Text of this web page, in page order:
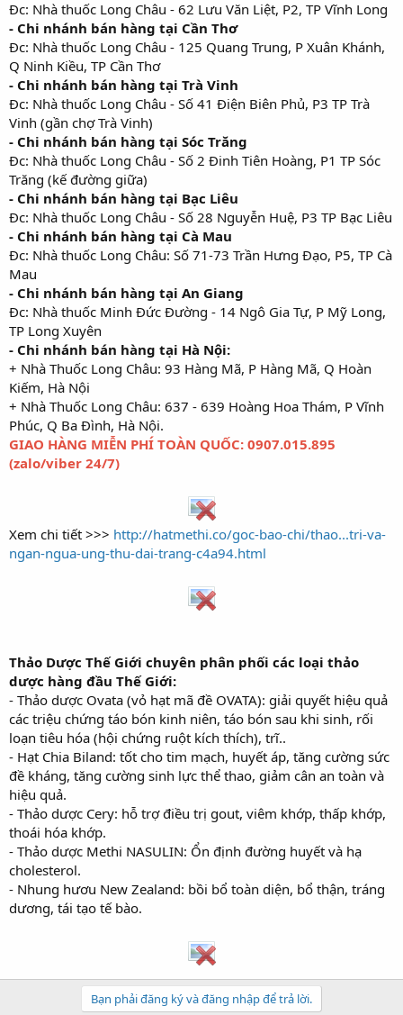
Đc: Nhà thuốc Long Châu - 62 Lưu Văn Liệt, P2, TP Vĩnh Long
- Chi nhánh bán hàng tại Cần Thơ
Đc: Nhà thuốc Long Châu - 125 Quang Trung, P Xuân Khánh,
Q Ninh Kiều, TP Cần Thơ
- Chi nhánh bán hàng tại Trà Vinh
Đc: Nhà thuốc Long Châu - Số 41 Điện Biên Phủ, P3 TP Trà
Vinh (gần chợ Trà Vinh)
- Chi nhánh bán hàng tại Sóc Trăng
Đc: Nhà thuốc Long Châu - Số 2 Đinh Tiên Hoàng, P1 TP Sóc
Trăng (kế đường giữa)
- Chi nhánh bán hàng tại Bạc Liêu
Đc: Nhà thuốc Long Châu - Số 28 Nguyễn Huệ, P3 TP Bạc Liêu
- Chi nhánh bán hàng tại Cà Mau
Đc: Nhà thuốc Long Châu: Số 71-73 Trần Hưng Đạo, P5, TP Cà
Mau
- Chi nhánh bán hàng tại An Giang
Đc: Nhà thuốc Minh Đức Đường - 14 Ngô Gia Tự, P Mỹ Long,
TP Long Xuyên
- Chi nhánh bán hàng tại Hà Nội:
+ Nhà Thuốc Long Châu: 93 Hàng Mã, P Hàng Mã, Q Hoàn
Kiếm, Hà Nội
+ Nhà Thuốc Long Châu: 637 - 639 Hoàng Hoa Thám, P Vĩnh
Phúc, Q Ba Đình, Hà Nội.
GIAO HÀNG MIỄN PHÍ TOÀN QUỐC: 0907.015.895
(zalo/viber 24/7)
Xem chi tiết >>> http://hatmethi.co/goc-bao-chi/thao...tri-va-
ngan-ngua-ung-thu-dai-trang-c4a94.html
Thảo Dược Thế Giới chuyên phân phối các loại thảo
dược hàng đầu Thế Giới:
- Thảo dược Ovata (vỏ hạt mã đề OVATA): giải quyết hiệu quả
các triệu chứng táo bón kinh niên, táo bón sau khi sinh, rối
loạn tiêu hóa (hội chứng ruột kích thích), trĩ..
- Hạt Chia Biland: tốt cho tim mạch, huyết áp, tăng cường sức
đề kháng, tăng cường sinh lực thể thao, giảm cân an toàn và
hiệu quả.
- Thảo dược Cery: hỗ trợ điều trị gout, viêm khớp, thấp khớp,
thoái hóa khớp.
- Thảo dược Methi NASULIN: Ổn định đường huyết và hạ
cholesterol.
- Nhung hươu New Zealand: bồi bổ toàn diện, bổ thận, tráng
dương, tái tạo tế bào.
Bạn phải đăng ký và đăng nhập để trả lời.